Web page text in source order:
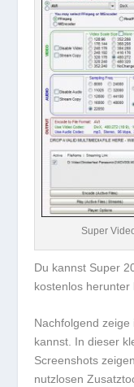
Super
Du kannst Super
kostenlos herunter
Nachfolgend zeige
kannst. In dieser
Screenshots
nutzlosen